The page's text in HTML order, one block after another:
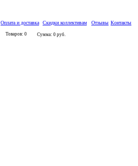
Оплата и доставка Скидки коллективам Отзывы Контакты
Товаров: 0 Сумма: 0 руб.